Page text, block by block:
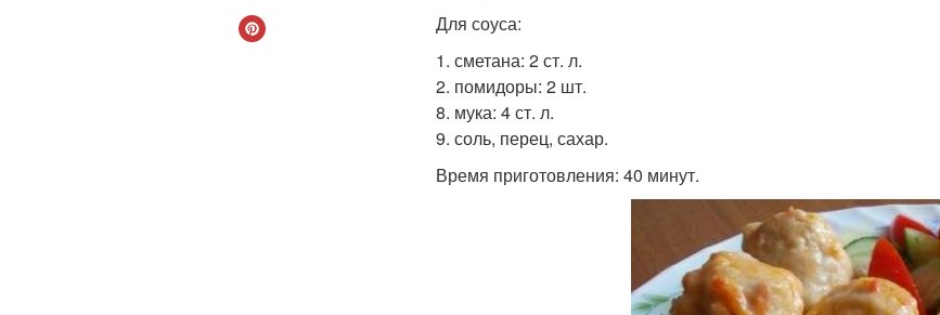
Для соуса:
1. сметана: 2 ст. л.
2. помидоры: 2 шт.
8. мука: 4 ст. л.
9. соль, перец, сахар.
Время приготовления: 40 минут.